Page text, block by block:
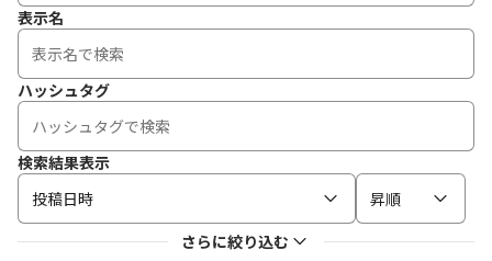
表示名
ハッシュタグ
検索結果表示
投稿日時
昇順
さらに絞り込む